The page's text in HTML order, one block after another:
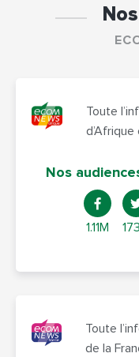
Toute
Nos
1.11M
Toute
de la